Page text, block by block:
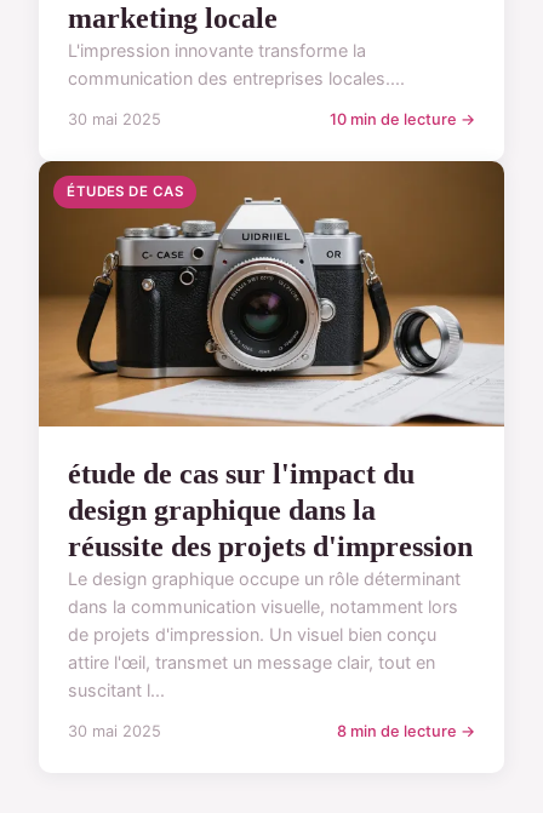
marketing locale
L'impression innovante transforme la
communication des entreprises locales....
30 mai 2025 10 min de lecture →
ÉTUDES DE CAS
étude de cas sur l'impact du
design graphique dans la
réussite des projets d'impression
Le design graphique occupe un rôle déterminant
dans la communication visuelle, notamment lors
de projets d'impression. Un visuel bien conçu
attire l'œil, transmet un message clair, tout en
suscitant l...
30 mai 2025 8 min de lecture →